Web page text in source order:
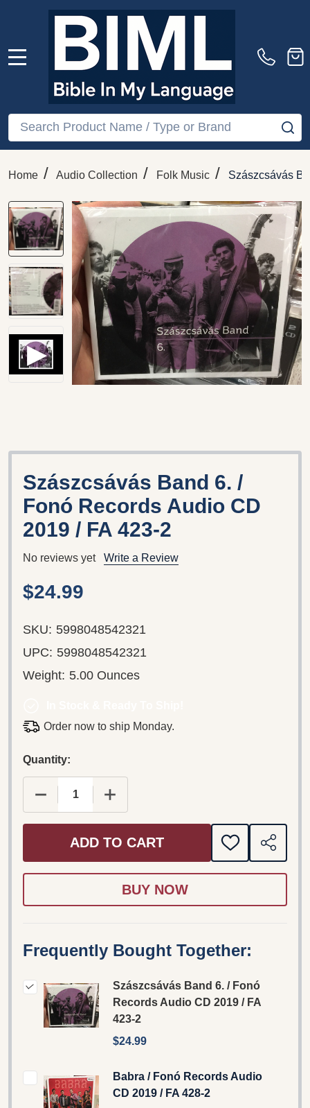
Search
Home / Audio Collection / Folk Music / Szászcsávás
Szászcsávás Band 6. /
Fonó Records ‎Audio CD
2019 / FA 423-2
No reviews yet Write a Review
$24.99
SKU: 5998048542321
UPC: 5998048542321
Weight: 5.00 Ounces
Order now to ship Monday.
Quantity:
ADD TO CART
ADD
TO
SHARE
Frequently Bought Together:
Szászcsávás Band 6. / Fonó
Records ‎Audio CD 2019 / FA
423-2
$24.99
Babra / Fonó Records Audio
CD 2019 / FA 428-2